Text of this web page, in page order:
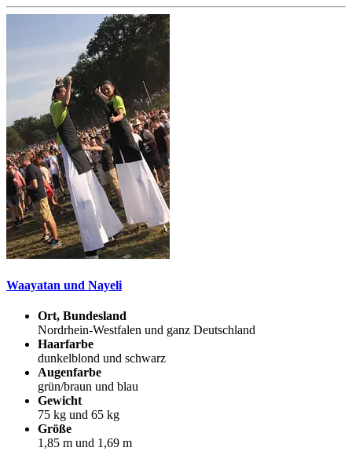
Waayatan und Nayeli
Ort, Bundesland
Nordrhein-Westfalen und ganz Deutschland
Haarfarbe
dunkelblond und schwarz
Augenfarbe
grün/braun und blau
Gewicht
75 kg und 65 kg
Größe
1,85 m und 1,69 m